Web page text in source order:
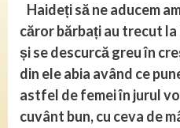
Haideți să ne aducem
căror bărbați au trecut
și se descurcă greu în
din ele abia având ce
astfel de femei în jurul
cuvânt bun, cu ceva de